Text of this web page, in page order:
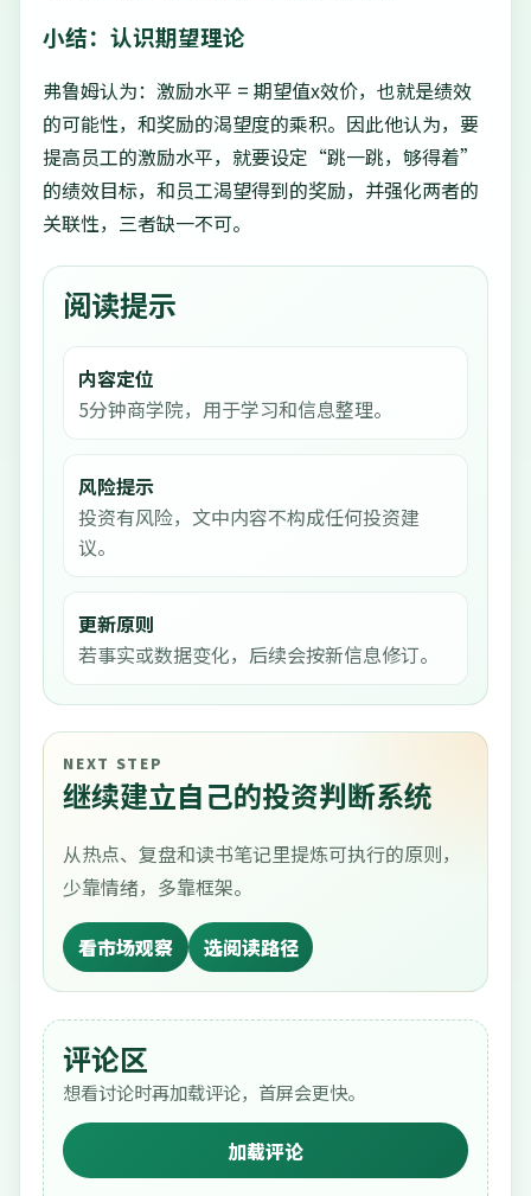
小结：认识期望理论
弗鲁姆认为：激励水平 = 期望值x效价，也就是绩效
的可能性，和奖励的渴望度的乘积。因此他认为，要
提高员工的激励水平，就要设定“跳一跳，够得着”
的绩效目标，和员工渴望得到的奖励，并强化两者的
关联性，三者缺一不可。
阅读提示
内容定位
5分钟商学院，用于学习和信息整理。
风险提示
投资有风险，文中内容不构成任何投资建
议。
更新原则
若事实或数据变化，后续会按新信息修订。
NEXT STEP
继续建立自己的投资判断系统
从热点、复盘和读书笔记里提炼可执行的原则，
少靠情绪，多靠框架。
看市场观察 选阅读路径
评论区
想看讨论时再加载评论，首屏会更快。
加载评论